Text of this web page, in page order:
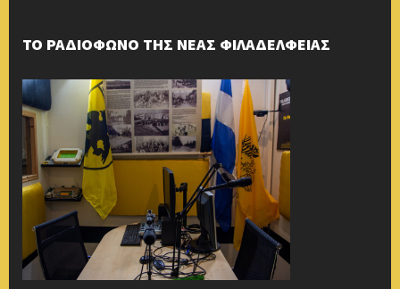
ΤΟ ΡΑΔΙΟΦΩΝΟ ΤΗΣ ΝΕΑΣ ΦΙΛΑΔΕΛΦΕΙΑΣ